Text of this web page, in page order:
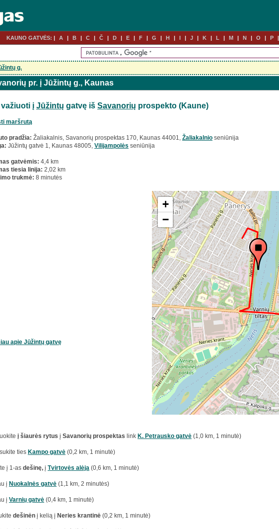
KAUNO GATVĖS: A B C Č D E F G H I J K L M N O P
g.
pr. į Jūžintų g., Kaunas
važiuoti į Jūžintų gatvę iš Savanorių prospekto (Kaune)
maršrutą
pradžia: Žaliakalnis, Savanorių prospektas 170, Kaunas 44001, Žaliakalnio seniūnija
Jūžintų gatvė 1, Kaunas 48005, Vilijampolės seniūnija
gatvėmis: 4,4 km
tiesia linija: 2,02 km
trukmė: 8 minutės
apie Jūžintų gatvę
+
−
į šiaurės rytus į Savanorių prospektas link K. Petrausko gatvė (1,0 km, 1 minutė)
ties Kampo gatvė (0,2 km, 1 minutė)
į 1-as dešinę, į Tvirtovės alėja (0,6 km, 1 minutė)
į Nuokalnės gatvė (1,1 km, 2 minutės)
į Varnių gatvė (0,4 km, 1 minutė)
dešinėn į kelią į Neries krantinė (0,2 km, 1 minutė)